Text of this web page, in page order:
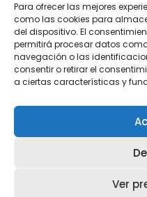
Para ofrecer las mejores
como las cookies para
del dispositivo. El
permitirá procesar datos
navegación o las
consentir o retirar el
a ciertas características y
Ver
Vimeo
Patatascatalan
Youtube
PatatasCatalan